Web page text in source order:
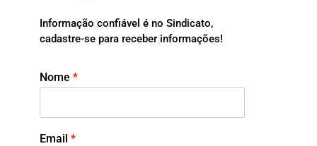
Informação confiável é no Sindicato,
cadastre-se para receber informações!
Nome *
Email *